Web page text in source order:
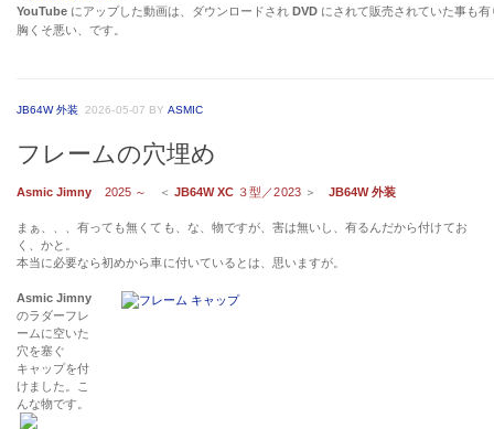
YouTube にアップした動画は、ダウンロードされ DVD にされて販売されていた事
胸くそ悪い、です。
JB64W 外装 2026-05-07 BY ASMIC
フレームの穴埋め
Asmic Jimny 2025 ～ ＜ JB64W XC ３型／2023＞ JB64W 外装
まぁ、、、有っても無くても、な、物ですが、害は無いし、有るんだから付けてお
く、かと。
本当に必要なら初めから車に付いているとは、思いますが。
Asmic Jimny
のラダーフレ
ームに空いた
穴を塞ぐ
キャップを付
けました。こ
んな物です。